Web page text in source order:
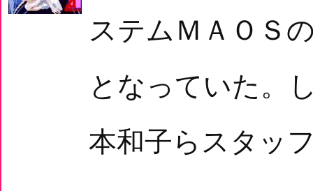
ステムＭＡＯＳ
となっていた。
本和子らスタッ